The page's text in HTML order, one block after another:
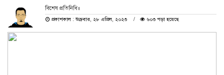
বিশেষ প্রতিনিধি॥
প্রকাশকাল : শুক্রবার, ২৮ এপ্রিল, ২০২৩
৬০৩ পড়া হয়েছে